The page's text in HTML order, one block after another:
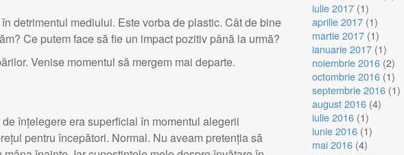
detrimentul mediului. Este vorba de plastic. Cât de bine
Ce putem face să fie un impact pozitiv până la urmă?
Venise momentul să mergem mai departe.
înțelegere era superficial în momentul alegerii
pentru începători. Normal. Nu aveam pretenția să
iulie 2017 (1)
aprilie 2017 (1)
martie 2017 (1)
ianuarie 2017 (1)
noiembrie 2016 (2)
octombrie 2016 (1)
septembrie 2016 (1)
august 2016 (4)
iulie 2016 (1)
iunie 2016 (1)
mai 2016 (4)